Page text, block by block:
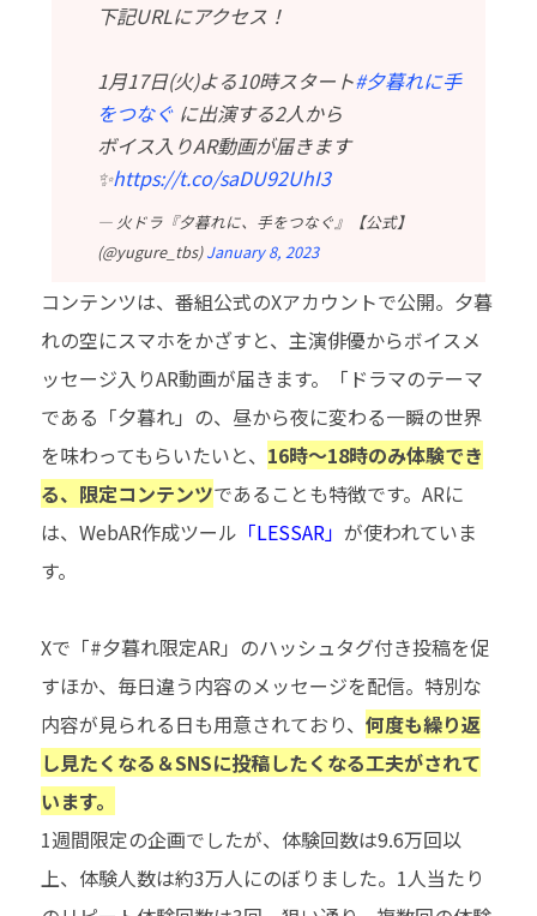
下記URLにアクセス！
1月17日(火)よる10時スタート#夕暮れに手
をつなぐに出演する2人から
ボイス入りAR動画が届きます
✨https://t.co/saDU92UhI3
— 火ドラ『夕暮れに、手をつなぐ』【公式】
(@yugure_tbs)January 8, 2023
コンテンツは、番組公式のXアカウントで公開。夕暮
れの空にスマホをかざすと、主演俳優からボイスメ
ッセージ入りAR動画が届きます。「ドラマのテーマ
である「夕暮れ」の、昼から夜に変わる一瞬の世界
を味わってもらいたいと、 16時～18時のみ体験でき
る、限定コンテンツであることも特徴です。ARに
は、WebAR作成ツール 「LESSAR」 が使われていま
す。
Xで「#夕暮れ限定AR」のハッシュタグ付き投稿を促
すほか、毎日違う内容のメッセージを配信。特別な
内容が見られる日も用意されており、 何度も繰り返
し見たくなる＆SNSに投稿したくなる工夫がされて
います。
1週間限定の企画でしたが、体験回数は9.6万回以
上、体験人数は約3万人にのぼりました。1人当たり